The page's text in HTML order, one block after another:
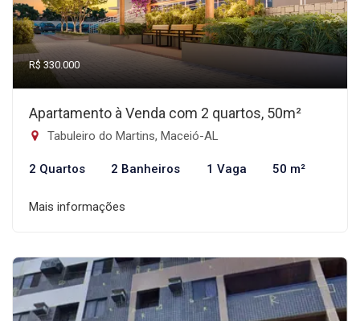
R$ 330.000
Apartamento à Venda com 2 quartos, 50m²
Tabuleiro do Martins, Maceió-AL
2 Quartos 2 Banheiros 1 Vaga 50 m²
Mais informações